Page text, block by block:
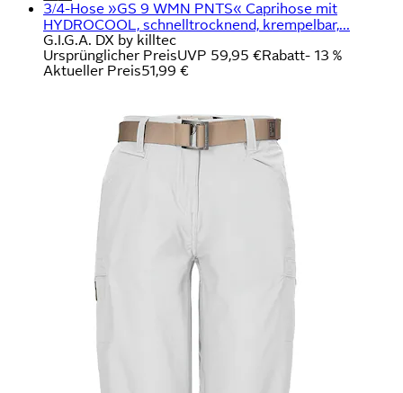
3/4-Hose »GS 9 WMN PNTS« Caprihose mit
HYDROCOOL, schnelltrocknend, krempelbar,...
G.I.G.A. DX by killtec
Ursprünglicher PreisUVP 59,95 €Rabatt- 13 %
Aktueller Preis51,99 €